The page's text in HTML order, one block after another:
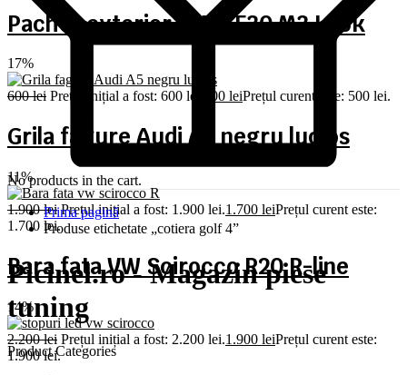
Pachet exterior BMW F30 M3 Look
17%
600lei Prețul inițial a fost: 600 lei. 500 leiPrețul curent este: 500 lei.
Grila fagure Audi A5 negru lucios
11%
1.900lei Prețul inițial a fost: 1.900 lei.1.700 leiPrețul curent este:
1.700 lei.
Bara fata VW Scirocco R20 R-line
14%
2.200lei Prețul inițial a fost: 2.200 lei.1.900 leiPrețul curent este:
1.900 lei.
No products in the cart.
Prima pagină
Produse etichetate „cotiera golf 4”
Picinel.ro - Magazin piese
tuning
Product Categories